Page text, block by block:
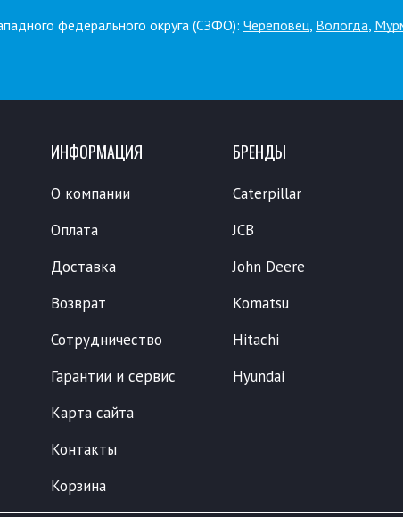
федерального округа (СЗФО): Череповец, Вологда,
ИНФОРМАЦИЯ
О компании
Оплата
Доставка
Возврат
Сотрудничество
Гарантии и сервис
Карта сайта
Контакты
Корзина
БРЕНДЫ
Caterpillar
JCB
John Deere
Komatsu
Hitachi
Hyundai